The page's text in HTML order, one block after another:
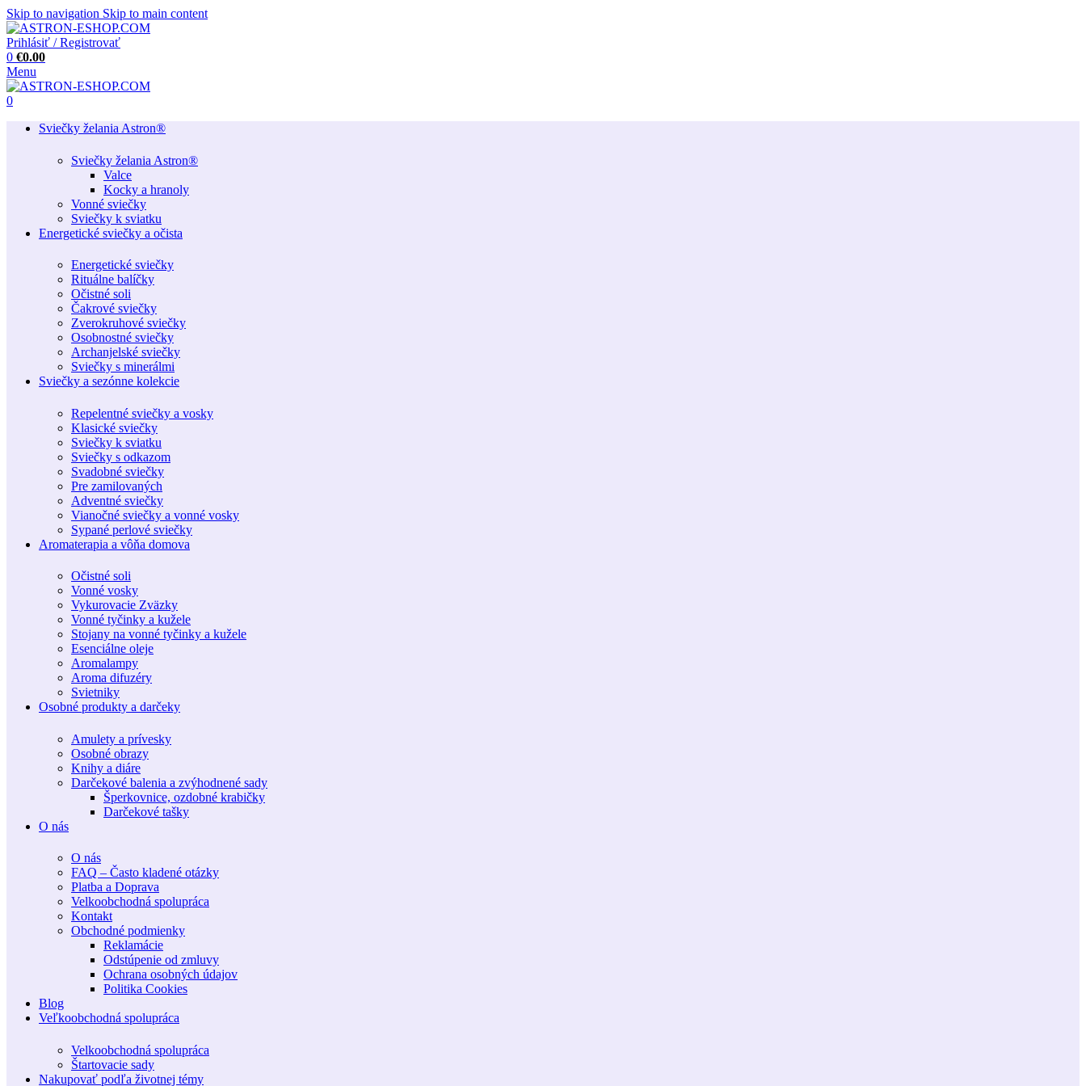
Skip to navigation Skip to main content
Prihlásiť / Registrovať
0 €0.00
Menu
0
Sviečky želania Astron®
Sviečky želania Astron®
Valce
Kocky a hranoly
Vonné sviečky
Sviečky k sviatku
Energetické sviečky a očista
Energetické sviečky
Rituálne balíčky
Očistné soli
Čakrové sviečky
Zverokruhové sviečky
Osobnostné sviečky
Archanjelské sviečky
Sviečky s minerálmi
Sviečky a sezónne kolekcie
Repelentné sviečky a vosky
Klasické sviečky
Sviečky k sviatku
Sviečky s odkazom
Svadobné sviečky
Pre zamilovaných
Adventné sviečky
Vianočné sviečky a vonné vosky
Sypané perlové sviečky
Aromaterapia a vôňa domova
Očistné soli
Vonné vosky
Vykurovacie Zväzky
Vonné tyčinky a kužele
Stojany na vonné tyčinky a kužele
Esenciálne oleje
Aromalampy
Aroma difuzéry
Svietniky
Osobné produkty a darčeky
Amulety a prívesky
Osobné obrazy
Knihy a diáre
Darčekové balenia a zvýhodnené sady
Šperkovnice, ozdobné krabičky
Darčekové tašky
O nás
O nás
FAQ – Často kladené otázky
Platba a Doprava
Velkoobchodná spolupráca
Kontakt
Obchodné podmienky
Reklamácie
Odstúpenie od zmluvy
Ochrana osobných údajov
Politika Cookies
Blog
Veľkoobchodná spolupráca
Velkoobchodná spolupráca
Štartovacie sady
Nakupovať podľa životnej témy